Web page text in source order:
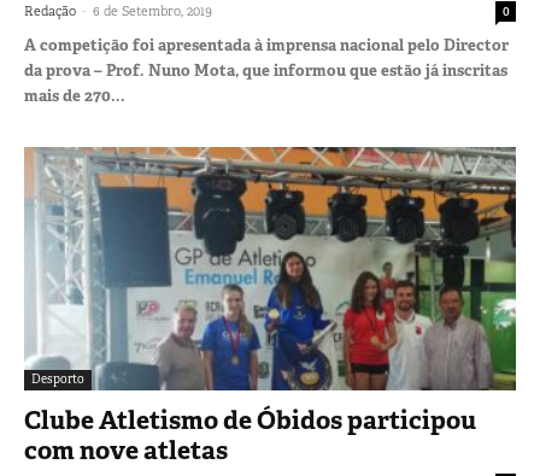
Redação - 6 de Setembro, 2019 0
A competição foi apresentada à imprensa nacional pelo Director
da prova – Prof. Nuno Mota, que informou que estão já inscritas
mais de 270...
Desporto
Clube Atletismo de Óbidos participou
com nove atletas